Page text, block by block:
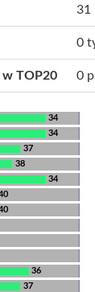
31
0
TOP20 0
34
34
37
38
34
36
37